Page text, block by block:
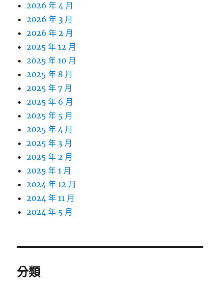
2026 年 4 月
2026 年 3 月
2026 年 2 月
2025 年 12 月
2025 年 10 月
2025 年 8 月
2025 年 7 月
2025 年 6 月
2025 年 5 月
2025 年 4 月
2025 年 3 月
2025 年 2 月
2025 年 1 月
2024 年 12 月
2024 年 11 月
2024 年 5 月
分類